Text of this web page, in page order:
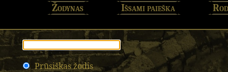
Žodynas Išsami paieška
Prūsiškas žodis